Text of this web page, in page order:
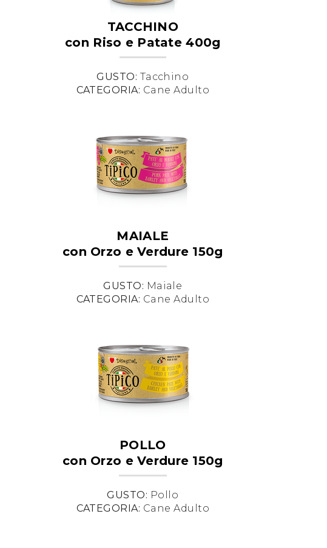
TACCHINO
con Riso e Patate 400g
GUSTO: Tacchino
CATEGORIA: Cane Adulto
MAIALE
con Orzo e Verdure 150g
GUSTO: Maiale
CATEGORIA: Cane Adulto
POLLO
con Orzo e Verdure 150g
GUSTO: Pollo
CATEGORIA: Cane Adulto